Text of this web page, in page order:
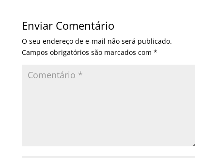
Enviar Comentário
O seu endereço de e-mail não será publicado.
Campos obrigatórios são marcados com *